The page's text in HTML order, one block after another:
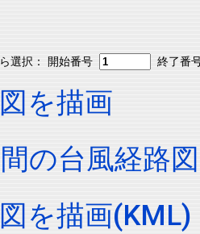
選択： 開始番号 終了番
を描画
の台風経路
を描画(KML)